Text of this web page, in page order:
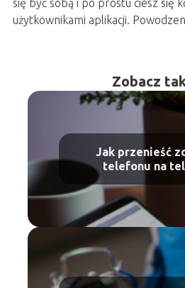
się być sobą i po prostu ciesz się
użytkownikami aplikacji.
Zobacz
Jak przenieść
telefonu na